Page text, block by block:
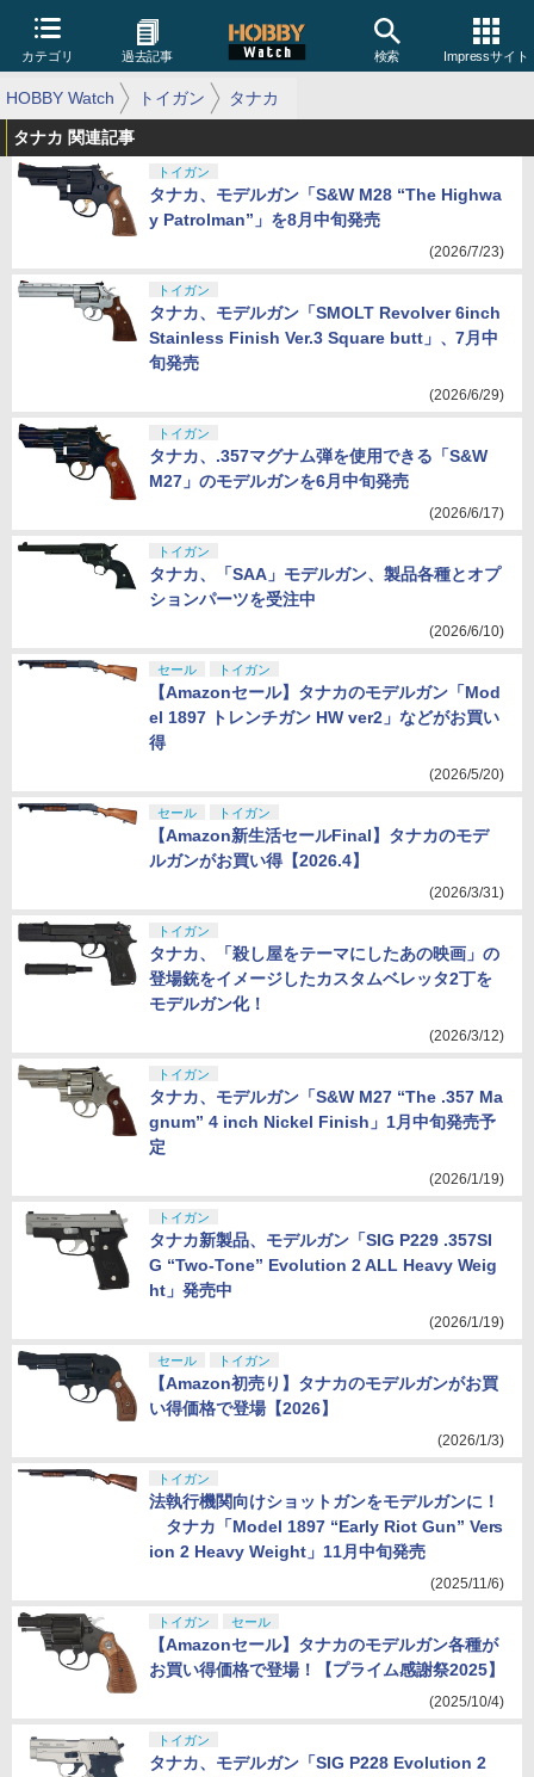
カテゴリ 過去記事 検索 Impressサイト
HOBBY Watch トイガン タナカ
タナカ 関連記事
トイガン
タナカ、モデルガン「S&W M28 “The Highwa
y Patrolman”」を8月中旬発売
(2026/7/23)
トイガン
タナカ、モデルガン「SMOLT Revolver 6inch
Stainless Finish Ver.3 Square butt」、7月中
旬発売
(2026/6/29)
トイガン
タナカ、.357マグナム弾を使用できる「S&W
M27」のモデルガンを6月中旬発売
(2026/6/17)
トイガン
タナカ、「SAA」モデルガン、製品各種とオプ
ションパーツを受注中
(2026/6/10)
セール トイガン
【Amazonセール】タナカのモデルガン「Mod
el 1897 トレンチガン HW ver2」などがお買い
得
(2026/5/20)
セール トイガン
【Amazon新生活セールFinal】タナカのモデ
ルガンがお買い得【2026.4】
(2026/3/31)
トイガン
タナカ、「殺し屋をテーマにしたあの映画」の
登場銃をイメージしたカスタムベレッタ2丁を
モデルガン化！
(2026/3/12)
トイガン
タナカ、モデルガン「S&W M27 “The .357 Ma
gnum” 4 inch Nickel Finish」1月中旬発売予
定
(2026/1/19)
トイガン
タナカ新製品、モデルガン「SIG P229 .357SI
G “Two-Tone” Evolution 2 ALL Heavy Weig
ht」発売中
(2026/1/19)
セール トイガン
【Amazon初売り】タナカのモデルガンがお買
い得価格で登場【2026】
(2026/1/3)
トイガン
法執行機関向けショットガンをモデルガンに！
タナカ「Model 1897 “Early Riot Gun” Vers
ion 2 Heavy Weight」11月中旬発売
(2025/11/6)
トイガン セール
【Amazonセール】タナカのモデルガン各種が
お買い得価格で登場！【プライム感謝祭2025】
(2025/10/4)
トイガン
タナカ、モデルガン「SIG P228 Evolution 2